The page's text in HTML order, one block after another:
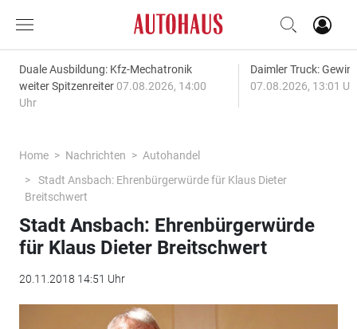
Duale Ausbildung: Kfz-Mechatronik
weiter Spitzenreiter 07.08.2026, 14:00
Uhr
Daimler Truck:
07.08.2026, 13:01
Home Nachrichten
Autohandel
Stadt Ansbach: Ehrenbürgerwürde für Klaus Dieter
Breitschwert
Stadt Ansbach: Ehrenbürgerwürde
für Klaus Dieter Breitschwert
20.11.2018 14:51 Uhr